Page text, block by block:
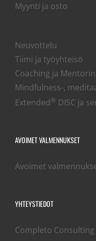
Myynti ja osto
Neuvottelu
Tiimi ja työyhteisö
Coaching ja
Mindfulness-,
Extended® DISC ja
AVOIMET VALMENNUKSET
Avoimet
YHTEYSTIEDOT
Completo Consulting